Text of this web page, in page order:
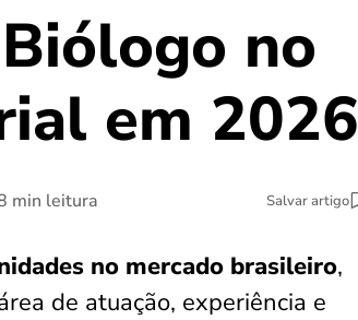
no
em 2026
min leitura Salvar artigo
no mercado brasileiro,
de atuação, experiência e